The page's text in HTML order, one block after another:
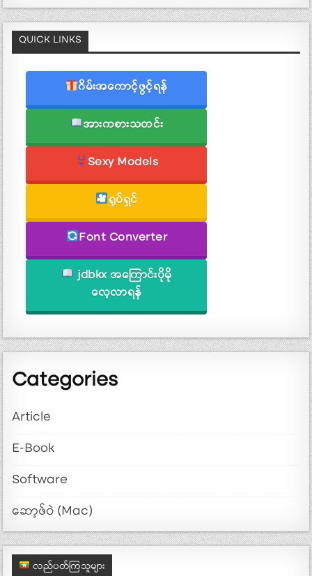
QUICK LINKS
ဂိမ်းအကောင့်ဖွင့်ရန်
အားကစားသတင်း
Sexy Models
ရုပ်ရှင်
Font Converter
jdbkx အကြောင်းပိုမို
လေ့လာရန်
Categories
Article
E-Book
Software
ဆော့ဖ်ဝဲ (Mac)
လည်ပတ်ကြသူများ